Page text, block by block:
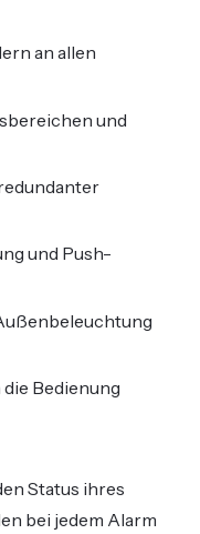
an allen
und
und Push-
Bedienung
Status ihres
bei jedem Alarm